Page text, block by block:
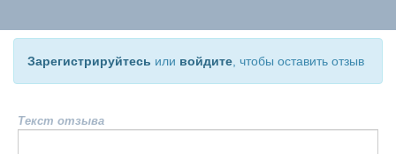
Зарегистрируйтесь или войдите , чтобы оставить отзыв
Текст отзыва